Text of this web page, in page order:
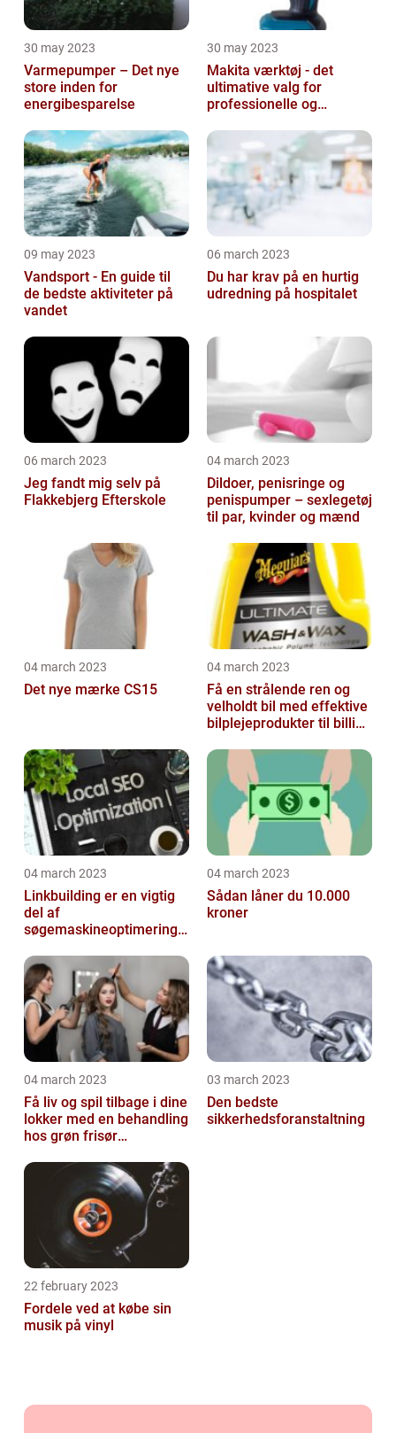
30 may 2023
Varmepumper – Det nye
store inden for
energibesparelse
30 may 2023
Makita værktøj - det
ultimative valg for
professionelle og
selv'ere
09 may 2023
Vandsport - En guide til
de bedste aktiviteter på
vandet
06 march 2023
Du har krav på en hurtig
udredning på hospitalet
06 march 2023
Jeg fandt mig selv på
Flakkebjerg Efterskole
04 march 2023
Dildoer, penisringe og
penispumper – sexlegetøj
til par, kvinder og mænd
04 march 2023
Det nye mærke CS15
04 march 2023
Få en strålende ren og
velholdt bil med effektive
bilplejeprodukter til billige
04 march 2023
Linkbuilding er en vigtig
del af
søgemaskineoptimeringe
04 march 2023
Sådan låner du 10.000
kroner
04 march 2023
Få liv og spil tilbage i dine
lokker med en behandling
hos grøn frisør
03 march 2023
Den bedste
sikkerhedsforanstaltning
22 february 2023
Fordele ved at købe sin
musik på vinyl